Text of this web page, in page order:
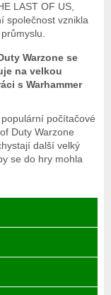
LAST OF US,
společnost vznikla
Warzone se
na velkou
s Warhammer
počítačové
Duty Warzone
další velký
se do hry mohla